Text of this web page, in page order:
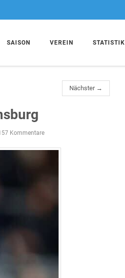
SAISON VEREIN STATISTIK
Nächster →
Kommentare